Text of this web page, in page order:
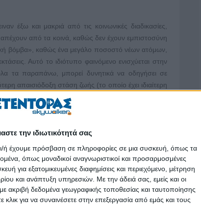
την ιδιωτικότητά σας
ή έχουμε πρόσβαση σε πληροφορίες σε μια συσκευή, όπως τα
όπως μοναδικοί αναγνωριστικοί και προσαρμοσμένες
για εξατομικευμένες διαφημίσεις και περιεχόμενο, μέτρηση
και ανάπτυξη υπηρεσιών. Με την άδειά σας, εμείς και οι
ακριβή δεδομένα γεωγραφικής τοποθεσίας και ταυτοποίησης
για να συναινέσετε στην επεξεργασία από εμάς και τους
έξω και μακριά από τις κοινωνικές διαδικασίες,
από τα κοινά, καθώς δεν έχουν εμπιστοσύνη
βόμβα», καθώς ένα μεγάλο ποσοστό νέων ατόμων,
Αυτό το ιδιότυπο φαινόμενο ενισχύεται στην
τα παραπάνω, μπορεί δυνητικά να οδηγήσει σε
απαισιόδοξη στάση ζωής (το οποίο έχει ιδιαίτερη
και ακόμα χειρότερα σε χρήση ουσιών και
μη κερδοσκοπικού ερευνητικού οργανισμού
αυξημένο κίνδυνο φτωχοποίησης και ιδιαίτερα
στοιχείο του ζητήματος, αλλά να δούμε τις
κοινωνίας μας.
ένα μεγάλο ποσοστό νέων (είτε εξειδικευμένο,
περιπέτεια της κρίσης και τις συνέπειες της και
αδρανοποιημένο και παροπλισμένο με έλλειψη
ότι το ποσοστό επιθυμίας μετανάστευσης στις